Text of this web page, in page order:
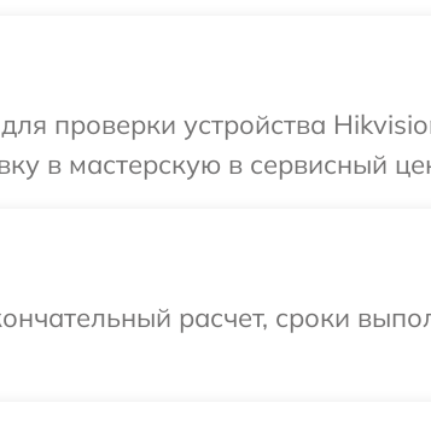
проверки устройства
в мастерскую в сервисный
расчет, сроки